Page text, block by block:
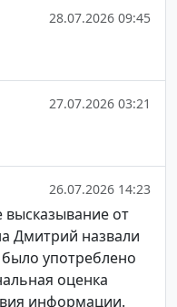
28.07.2026 09:45
27.07.2026 03:21
26.07.2026 14:23
от
Дмитрий назвали
употреблено
оценка
информации.